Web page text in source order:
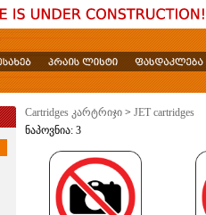
Cartridges კარტრიჯი > JET cartridges
ნაპოვნია: 3